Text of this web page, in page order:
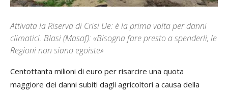
Attivata la Riserva di Crisi Ue: è la prima volta per danni
climatici. Blasi (Masaf): «Bisogna fare presto a spenderli, le
Regioni non siano egoiste»
Centottanta milioni di euro per risarcire una quota
maggiore dei danni subiti dagli agricoltori a causa della